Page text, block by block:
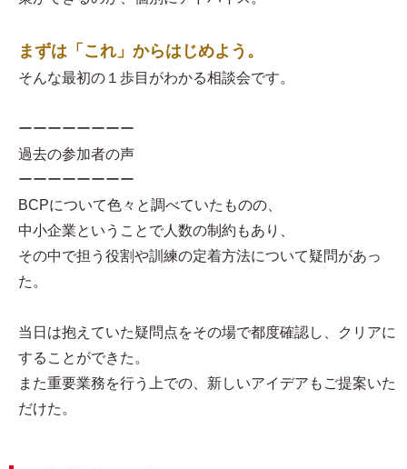
まずは「これ」からはじめよう。
そんな最初の１歩目がわかる相談会です。
ーーーーーーーー
過去の参加者の声
ーーーーーーーー
BCPについて色々と調べていたものの、
中小企業ということで人数の制約もあり、
その中で担う役割や訓練の定着方法について疑問があっ
た。
当日は抱えていた疑問点をその場で都度確認し、クリアに
することができた。
また重要業務を行う上での、新しいアイデアもご提案いた
だけた。